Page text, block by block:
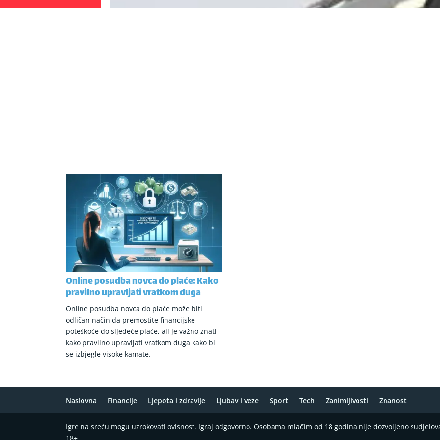
Online posudba novca do plaće: Kako
pravilno upravljati vratkom duga
Online posudba novca do plaće može biti
odličan način da premostite financijske
poteškoće do sljedeće plaće, ali je važno znati
kako pravilno upravljati vratkom duga kako bi
se izbjegle visoke kamate.
Naslovna Financije Ljepota i zdravlje Ljubav i veze Sport Tech Zanimljivosti Znanost
Igre na sreću mogu uzrokovati ovisnost. Igraj odgovorno. Osobama mlađim od 18 godina nije dozvoljeno
18+